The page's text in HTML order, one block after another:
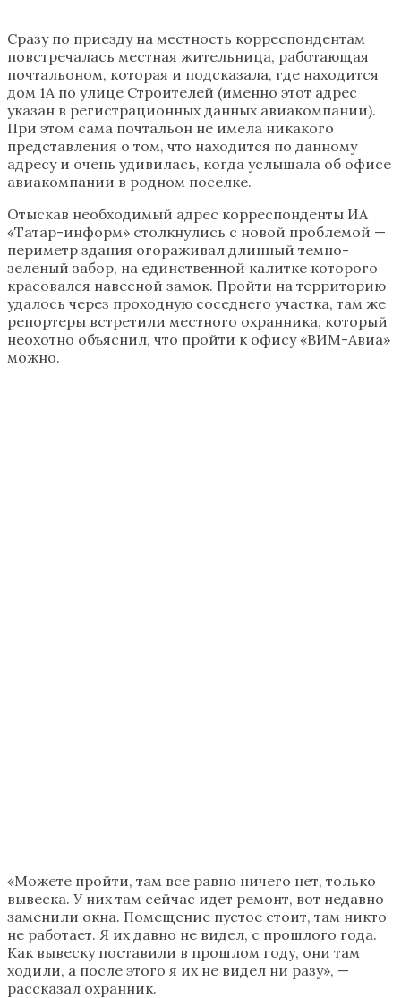
Сразу по приезду на местность корреспондентам
повстречалась местная жительница, работающая
почтальоном, которая и подсказала, где находится
дом 1А по улице Строителей (именно этот адрес
указан в регистрационных данных авиакомпании).
При этом сама почтальон не имела никакого
представления о том, что находится по данному
адресу и очень удивилась, когда услышала об офисе
авиакомпании в родном поселке.
Отыскав необходимый адрес корреспонденты ИА
«Татар-информ» столкнулись с новой проблемой —
периметр здания огораживал длинный темно-
зеленый забор, на единственной калитке которого
красовался навесной замок. Пройти на территорию
удалось через проходную соседнего участка, там же
репортеры встретили местного охранника, который
неохотно объяснил, что пройти к офису «ВИМ-Авиа»
можно.
«Можете пройти, там все равно ничего нет, только
вывеска. У них там сейчас идет ремонт, вот недавно
заменили окна. Помещение пустое стоит, там никто
не работает. Я их давно не видел, с прошлого года.
Как вывеску поставили в прошлом году, они там
ходили, а после этого я их не видел ни разу», —
рассказал охранник.